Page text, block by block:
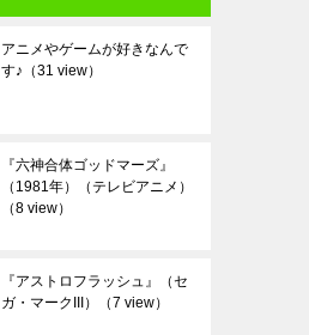
アニメやゲームが好きなんで
す♪ （31 view）
『六神合体ゴッドマーズ』
（1981年）（テレビアニメ）
（8 view）
『アストロフラッシュ』（セ
ガ・マークIII）
（7 view）